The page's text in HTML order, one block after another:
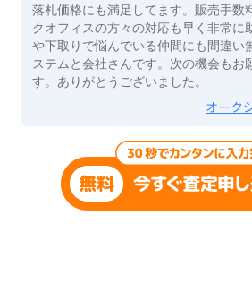
落札価格にも満足してます。販売手数
クオフィスの方々の対応も早く非常に
や下取りで悩んでいる仲間にも間違い
ステムと会社さんです。次の機会もお
す。ありがとうございました。
オーク